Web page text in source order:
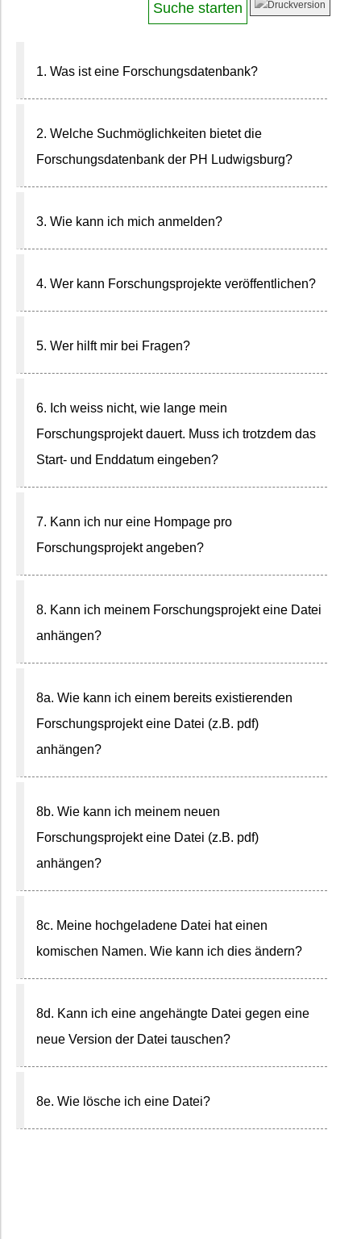
1. Was ist eine Forschungsdatenbank?
2. Welche Suchmöglichkeiten bietet die
Forschungsdatenbank der PH Ludwigsburg?
3. Wie kann ich mich anmelden?
4. Wer kann Forschungsprojekte veröffentlichen?
5. Wer hilft mir bei Fragen?
6. Ich weiss nicht, wie lange mein
Forschungsprojekt dauert. Muss ich trotzdem das
Start- und Enddatum eingeben?
7. Kann ich nur eine Hompage pro
Forschungsprojekt angeben?
8. Kann ich meinem Forschungsprojekt eine Datei
anhängen?
8a. Wie kann ich einem bereits existierenden
Forschungsprojekt eine Datei (z.B. pdf)
anhängen?
8b. Wie kann ich meinem neuen
Forschungsprojekt eine Datei (z.B. pdf)
anhängen?
8c. Meine hochgeladene Datei hat einen
komischen Namen. Wie kann ich dies ändern?
8d. Kann ich eine angehängte Datei gegen eine
neue Version der Datei tauschen?
8e. Wie lösche ich eine Datei?